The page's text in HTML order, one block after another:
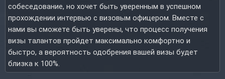
собеседование, но хочет быть уверенным в успешном
прохождении интервью с визовым офицером. Вместе с
нами вы сможете быть уверены, что процесс получения
визы талантов пройдет максимально комфортно и
быстро, а вероятность одобрения вашей визы будет
близка к 100%.